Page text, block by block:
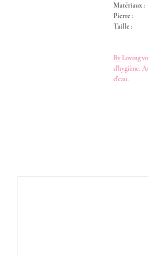
Matériaux :
Pierre :
Taille :
By Loving
d'hygiène.
d'eau.